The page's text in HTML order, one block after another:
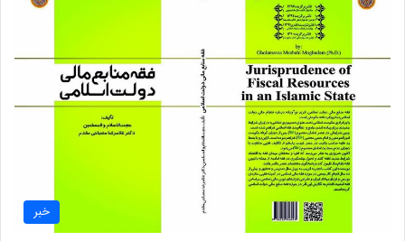
خبر